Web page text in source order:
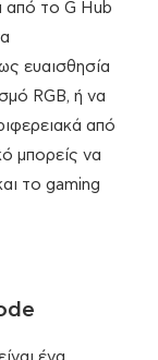
από το G Hub
ευαισθησία
RGB, ή να
από
μπορείς να
το gaming